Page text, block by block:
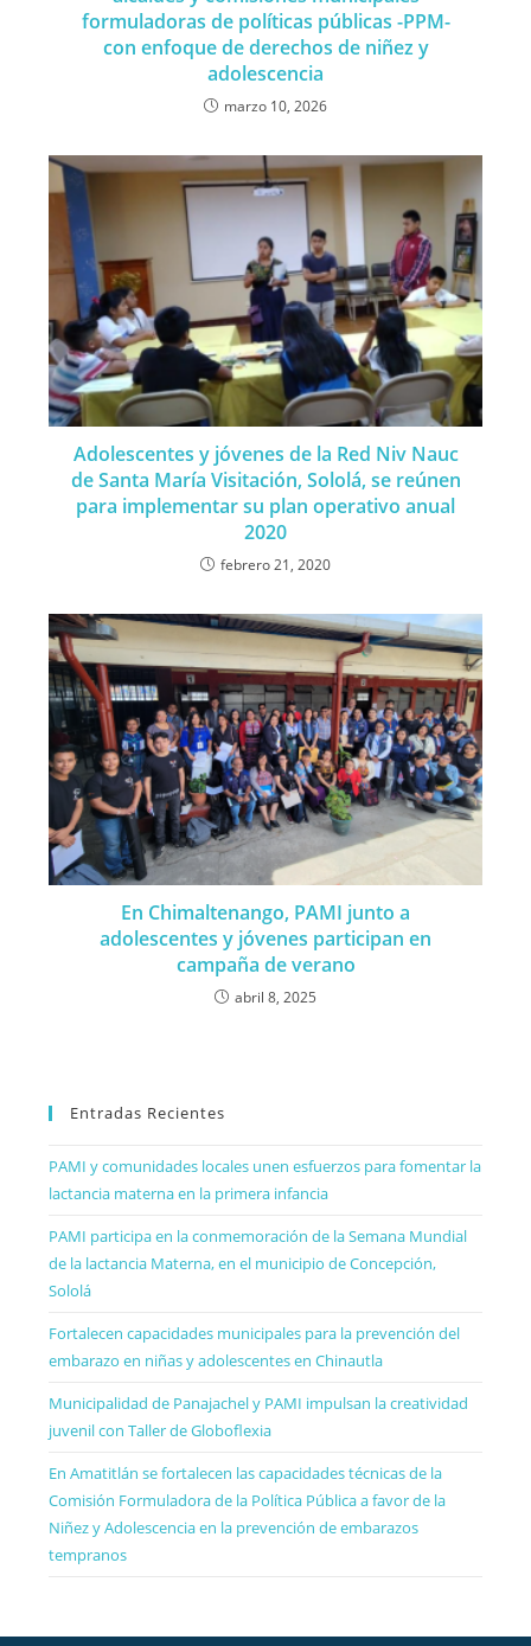
formuladoras de políticas públicas -PPM-
con enfoque de derechos de niñez y
adolescencia
marzo 10, 2026
Adolescentes y jóvenes de la Red Niv Nauc
de Santa María Visitación, Sololá, se reúnen
para implementar su plan operativo anual
2020
febrero 21, 2020
En Chimaltenango, PAMI junto a
adolescentes y jóvenes participan en
campaña de verano
abril 8, 2025
Entradas Recientes
PAMI y comunidades locales unen esfuerzos para fomentar la
lactancia materna en la primera infancia
PAMI participa en la conmemoración de la Semana Mundial
de la lactancia Materna, en el municipio de Concepción,
Sololá
Fortalecen capacidades municipales para la prevención del
embarazo en niñas y adolescentes en Chinautla
Municipalidad de Panajachel y PAMI impulsan la creatividad
juvenil con Taller de Globoflexia
En Amatitlán se fortalecen las capacidades técnicas de la
Comisión Formuladora de la Política Pública a favor de la
Niñez y Adolescencia en la prevención de embarazos
tempranos